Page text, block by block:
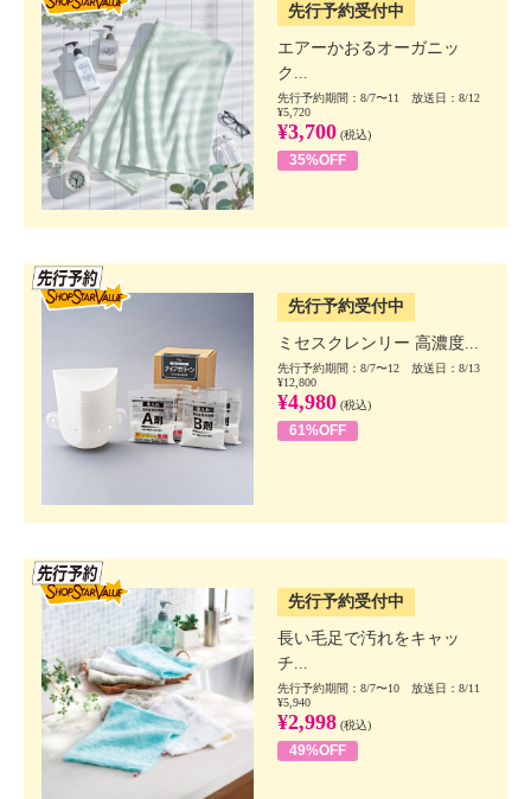
先行予約受付中
エアーかおるオーガニッ
ク...
先行予約期間：8/7〜11 放送日：8/12
¥5,720
¥3,700 (税込)
35%OFF
先行予約受付中
ミセスクレンリー 高濃度...
先行予約期間：8/7〜12 放送日：8/13
¥12,800
¥4,980 (税込)
61%OFF
先行予約受付中
長い毛足で汚れをキャッ
チ...
先行予約期間：8/7〜10 放送日：8/11
¥5,940
¥2,998 (税込)
49%OFF